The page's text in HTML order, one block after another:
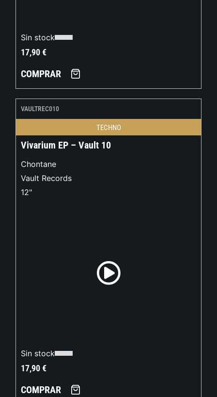
Sin stock
17,90€
COMPRAR
VAULTREC010
TECHNO
Vivarium EP – Vault 10
Chontane
Vault Records
12"
Sin stock
17,90€
COMPRAR